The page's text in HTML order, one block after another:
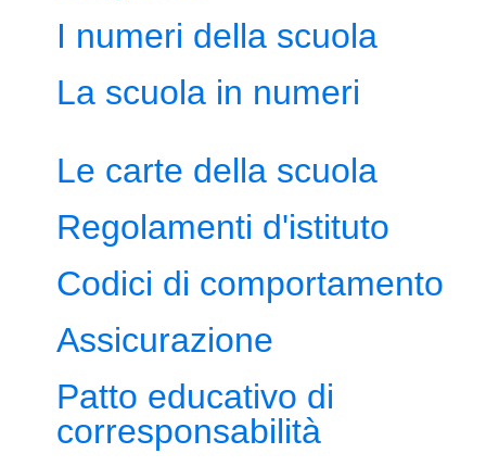
I numeri della scuola
La scuola in numeri
Le carte della scuola
Regolamenti d'istituto
Codici di comportamento
Assicurazione
Patto educativo di
corresponsabilità